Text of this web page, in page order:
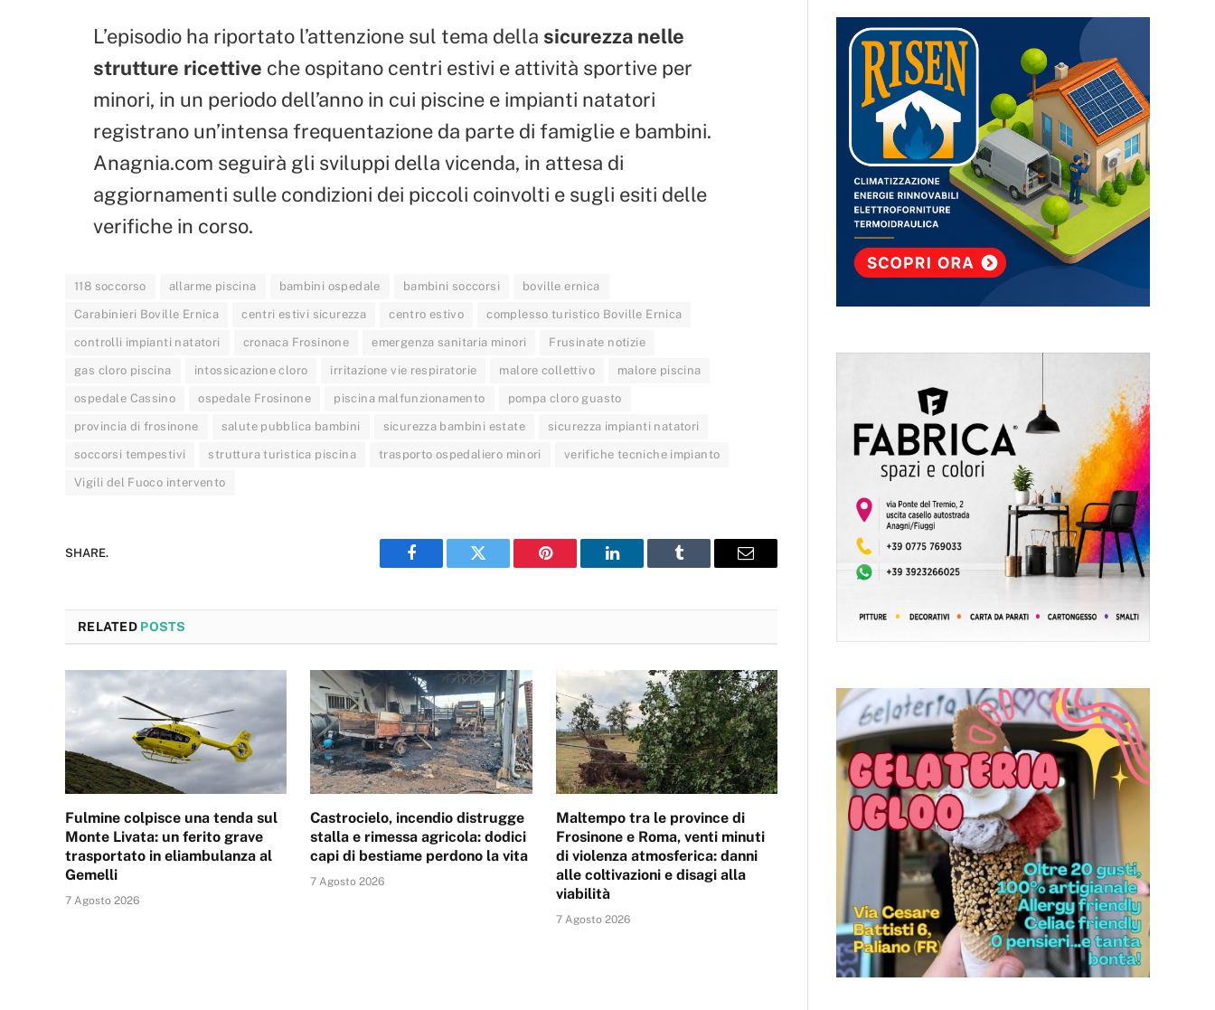
L’episodio ha riportato l’attenzione sul tema della sicurezza nelle
strutture ricettive che ospitano centri estivi e attività sportive per
minori, in un periodo dell’anno in cui piscine e impianti natatori
registrano un’intensa frequentazione da parte di famiglie e bambini.
Anagnia.com seguirà gli sviluppi della vicenda, in attesa di
aggiornamenti sulle condizioni dei piccoli coinvolti e sugli esiti delle
verifiche in corso.
118 soccorso allarme piscina bambini ospedale bambini soccorsi boville ernica
Carabinieri Boville Ernica centri estivi sicurezza centro estivo complesso turistico Boville Ernica
controlli impianti natatori cronaca Frosinone emergenza sanitaria minori Frusinate notizie
gas cloro piscina intossicazione cloro irritazione vie respiratorie malore collettivo malore piscina
ospedale Cassino ospedale Frosinone piscina malfunzionamento pompa cloro guasto
provincia di frosinone salute pubblica bambini sicurezza bambini estate sicurezza impianti natatori
soccorsi tempestivi struttura turistica piscina trasporto ospedaliero minori verifiche tecniche impianto
Vigili del Fuoco intervento
SHARE.
Facebook Twitter Pinterest LinkedIn Tumblr Email
RELATED POSTS
Fulmine colpisce una tenda sul
Monte Livata: un ferito grave
trasportato in eliambulanza al
Gemelli
7 Agosto 2026
Castrocielo, incendio distrugge
stalla e rimessa agricola: dodici
capi di bestiame perdono la vita
7 Agosto 2026
Maltempo tra le province di
Frosinone e Roma, venti minuti
di violenza atmosferica: danni
alle coltivazioni e disagi alla
viabilità
7 Agosto 2026